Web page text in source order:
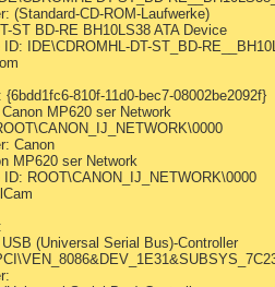
(Standard-CD-ROM-Laufwerke)
ST BD-RE BH10LS38 ATA Device
IDE\CDROMHL-DT-ST_BD-
810f-11d0-bec7-08002be2092f}
MP620 ser Network
Canon
MP620 ser Network
ID: ROOT\CANON_IJ_NETWORK\0000
(Universal Serial Bus)-Controller